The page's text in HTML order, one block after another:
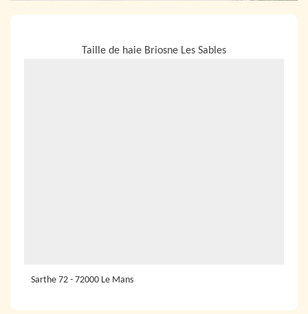
Taille de haie Briosne Les Sables
Sarthe 72 - 72000 Le Mans